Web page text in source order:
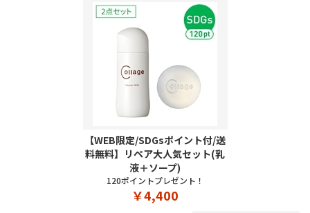
【WEB限定/SDGsポイント付/送
料無料】リペア大人気セット(乳
液＋ソープ)
120ポイントプレゼント！
￥4,400